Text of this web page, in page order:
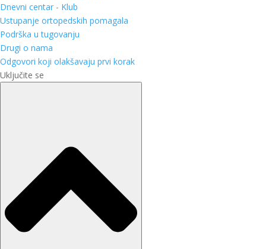
Dnevni centar - Klub
Ustupanje ortopedskih pomagala
Podrška u tugovanju
Drugi o nama
Odgovori koji olakšavaju prvi korak
Uključite se